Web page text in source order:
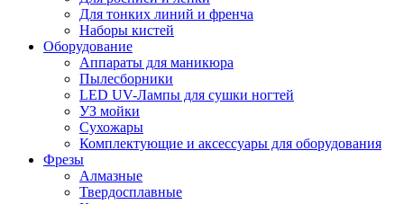
Для тонких линий и френча
Наборы кистей
Оборудование
Аппараты для маникюра
Пылесборники
LED UV-Лампы для сушки ногтей
УЗ мойки
Сухожары
Комплектующие и аксессуары для оборудования
Фрезы
Алмазные
Твердосплавные